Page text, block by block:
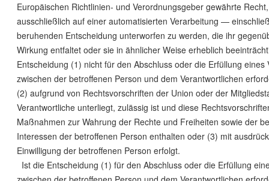
Europäischen Richtlinien- und Verordnungsgeber gewährte
ausschließlich auf einer automatisierten Verarbeitung —
beruhenden Entscheidung unterworfen zu werden, die ihr
Wirkung entfaltet oder sie in ähnlicher Weise erheblich
Entscheidung (1) nicht für den Abschluss oder die Erfüllung eines
zwischen der betroffenen Person und dem Verantwortlichen
(2) aufgrund von Rechtsvorschriften der Union oder der
Verantwortliche unterliegt, zulässig ist und diese
Maßnahmen zur Wahrung der Rechte und Freiheiten sowie der
Interessen der betroffenen Person enthalten oder (3) mit
Einwilligung der betroffenen Person erfolgt.
Ist die Entscheidung (1) für den Abschluss oder die Erfüllung